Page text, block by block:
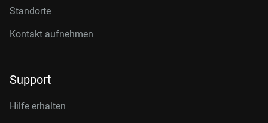
Standorte
Kontakt aufnehmen
Support
Hilfe erhalten